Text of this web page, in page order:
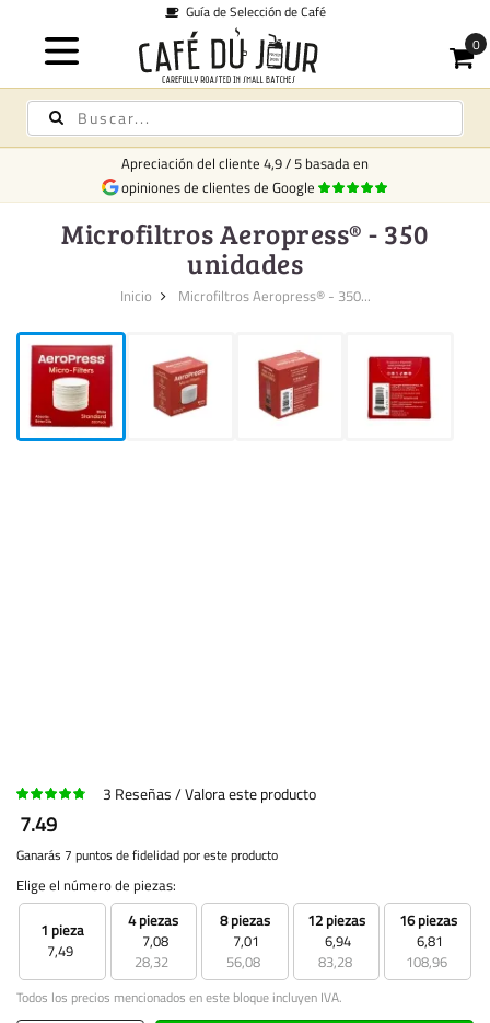
Guía de Selección de Café
Apreciación del cliente 4,9/5 basada en
opiniones de clientes de Google
Microfiltros Aeropress® - 350
unidades
Inicio Microfiltros Aeropress® - 350...
3 Reseñas Valora este producto
7.49
Ganarás 7 puntos de fidelidad por este producto
Elige el número de piezas:
1 pieza
7,49
4 piezas
7,08
28,32
8 piezas
7,01
56,08
12 piezas
6,94
83,28
16 piezas
6,81
108,96
Todos los precios mencionados en este bloque incluyen IVA.